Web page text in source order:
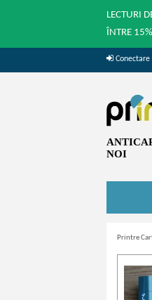
LECTURI
ÎNTRE
Conectare
NOI
Printre